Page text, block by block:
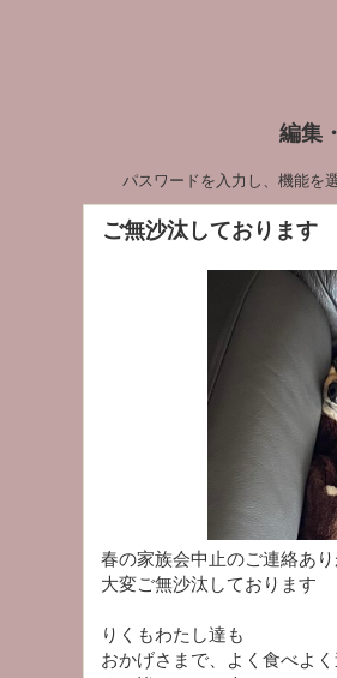
編集
パスワードを入力し、機能を
ご無沙汰しております
春の家族会中止のご連絡あ
大変ご無沙汰しております
りくもわたし達も
おかげさまで、よく食べよ